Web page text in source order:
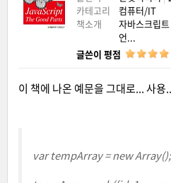
카테고리
컴퓨터/IT
책소개
자바스크립
언...
글쓴이 평점
이 책에 나온 예문을 그대로... 사용
var tempArray = new Array();